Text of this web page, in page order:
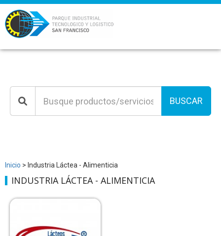
BUSCAR
Inicio > Industria Láctea - Alimenticia
INDUSTRIA LÁCTEA - ALIMENTICIA